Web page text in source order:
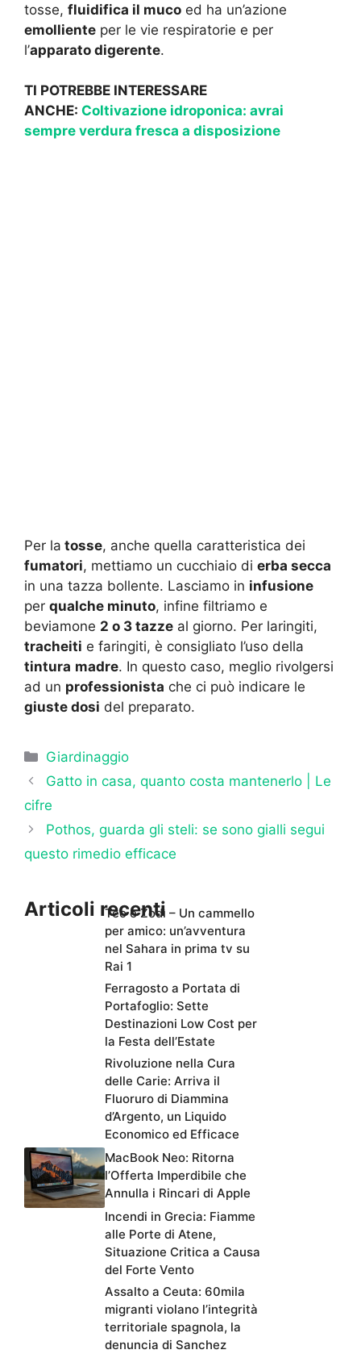
tosse, fluidifica il muco ed ha un’azione
emolliente per le vie respiratorie e per
l’apparato digerente.
TI POTREBBE INTERESSARE
ANCHE: Coltivazione idroponica: avrai
sempre verdura fresca a disposizione
Per la tosse, anche quella caratteristica dei
fumatori, mettiamo un cucchiaio di erba secca
in una tazza bollente. Lasciamo in infusione
per qualche minuto, infine filtriamo e
beviamone 2 o 3 tazze al giorno. Per laringiti,
tracheiti e faringiti, è consigliato l’uso della
tintura madre. In questo caso, meglio rivolgersi
ad un professionista che ci può indicare le
giuste dosi del preparato.
Categorie
Giardinaggio
Gatto in casa, quanto costa mantenerlo | Le
cifre
Pothos, guarda gli steli: se sono gialli segui
questo rimedio efficace
Articoli recentiTeo e Zodì – Un cammello
per amico: un’avventura
nel Sahara in prima tv su
Rai 1
Ferragosto a Portata di
Portafoglio: Sette
Destinazioni Low Cost per
la Festa dell’Estate
Rivoluzione nella Cura
delle Carie: Arriva il
Fluoruro di Diammina
d’Argento, un Liquido
Economico ed Efficace
MacBook Neo: Ritorna
l’Offerta Imperdibile che
Annulla i Rincari di Apple
Incendi in Grecia: Fiamme
alle Porte di Atene,
Situazione Critica a Causa
del Forte Vento
Assalto a Ceuta: 60mila
migranti violano l’integrità
territoriale spagnola, la
denuncia di Sanchez